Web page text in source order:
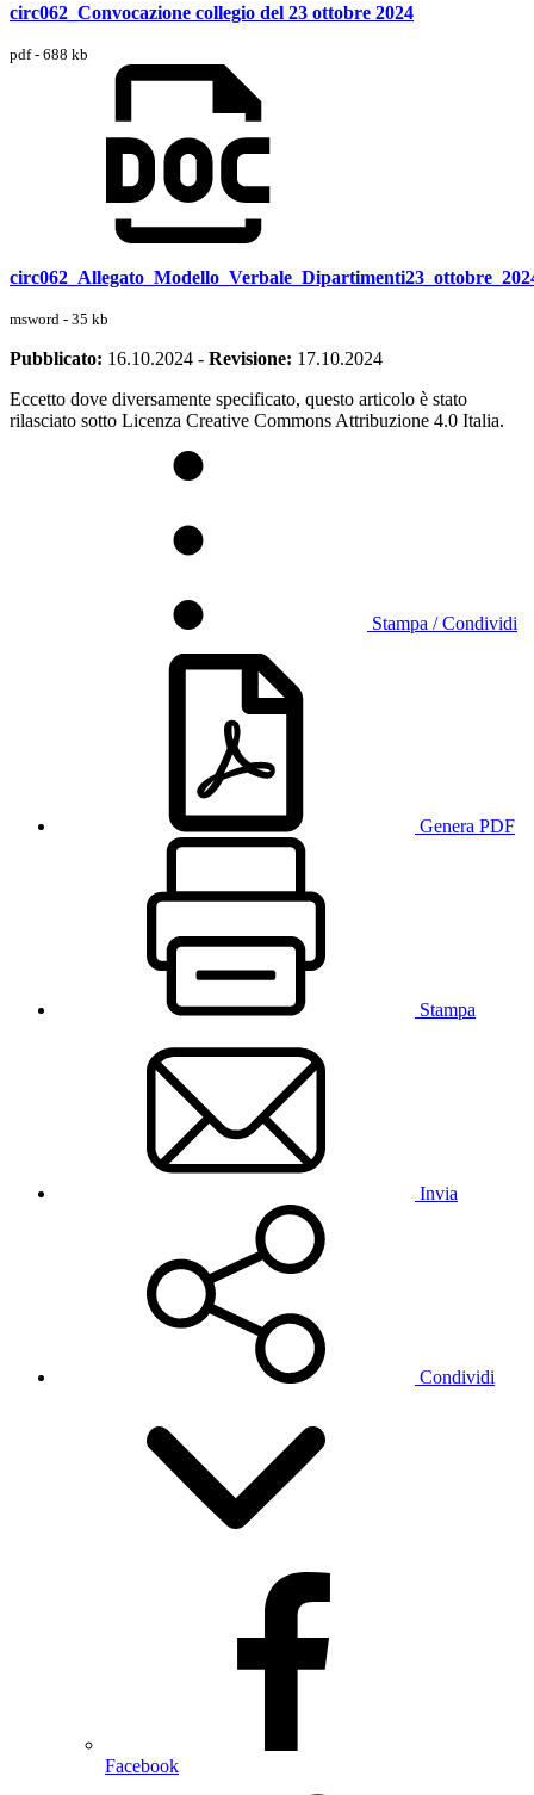
circ062_Convocazione collegio del 23 ottobre 2024
pdf - 688 kb
msword - 35 kb
Pubblicato: 16.10.2024 - Revisione: 17.10.2024
Eccetto dove diversamente specificato, questo articolo è stato
rilasciato sotto Licenza Creative Commons Attribuzione 4.0 Italia.
Stampa / Condividi
Genera PDF
Stampa
Invia
Condividi
Facebook